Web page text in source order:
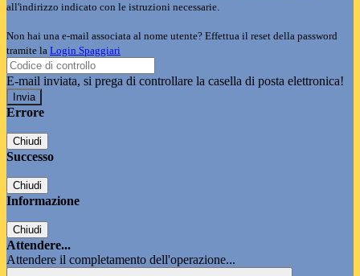
all'indirizzo indicato con le istruzioni necessarie.
Non hai una e-mail associata al nome utente? Effettua il reset della password
tramite la Login Spaggiari
E-mail inviata, si prega di controllare la casella di posta elettronica!
Errore
Chiudi
Successo
Chiudi
Informazione
Chiudi
Attendere...
Attendere il completamento dell'operazione...